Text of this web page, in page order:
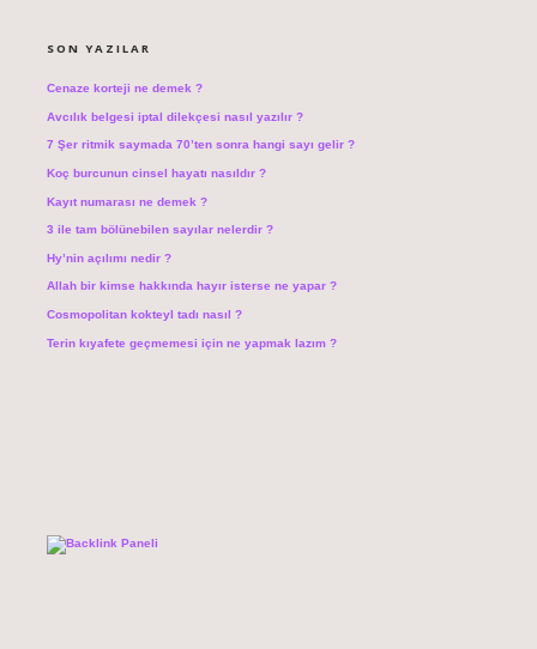
SON YAZILAR
Cenaze korteji ne demek ?
Avcılık belgesi iptal dilekçesi nasıl yazılır ?
7 Şer ritmik saymada 70’ten sonra hangi sayı gelir ?
Koç burcunun cinsel hayatı nasıldır ?
Kayıt numarası ne demek ?
3 ile tam bölünebilen sayılar nelerdir ?
Hy’nin açılımı nedir ?
Allah bir kimse hakkında hayır isterse ne yapar ?
Cosmopolitan kokteyl tadı nasıl ?
Terin kıyafete geçmemesi için ne yapmak lazım ?